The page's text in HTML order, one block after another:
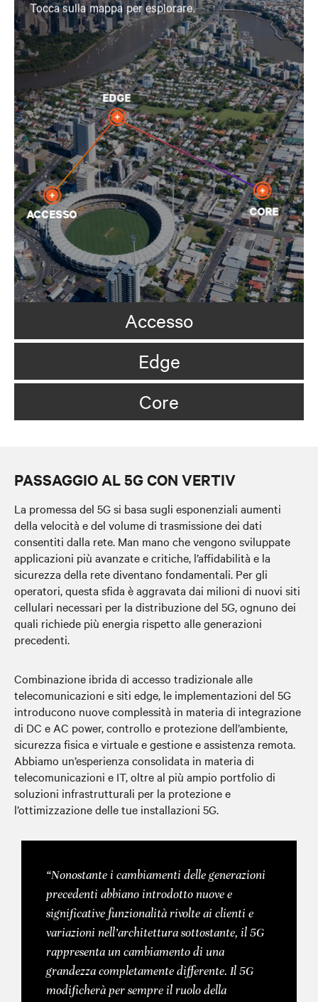
Accesso
Edge
Core
PASSAGGIO AL 5G CON VERTIV
La promessa del 5G si basa sugli esponenziali aumenti
della velocità e del volume di trasmissione dei dati
consentiti dalla rete. Man mano che vengono sviluppate
applicazioni più avanzate e critiche, l’affidabilità e la
sicurezza della rete diventano fondamentali. Per gli
operatori, questa sfida è aggravata dai milioni di nuovi siti
cellulari necessari per la distribuzione del 5G, ognuno dei
quali richiede più energia rispetto alle generazioni
precedenti.
Combinazione ibrida di accesso tradizionale alle
telecomunicazioni e siti edge, le implementazioni del 5G
introducono nuove complessità in materia di integrazione
di DC e AC power, controllo e protezione dell’ambiente,
sicurezza fisica e virtuale e gestione e assistenza remota.
Abbiamo un’esperienza consolidata in materia di
telecomunicazioni e IT, oltre al più ampio portfolio di
soluzioni infrastrutturali per la protezione e
l’ottimizzazione delle tue installazioni 5G.
“Nonostante i cambiamenti delle generazioni
precedenti abbiano introdotto nuove e
significative funzionalità rivolte ai clienti e
variazioni nell’architettura sottostante, il 5G
rappresenta un cambiamento di una
grandezza completamente differente. Il 5G
modificherà per sempre il ruolo della